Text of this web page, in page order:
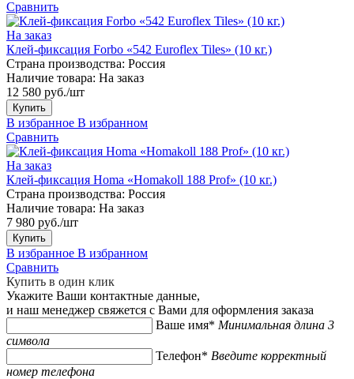
Сравнить
На заказ
Клей-фиксация Forbo «542 Euroflex Tiles» (10 кг.)
Страна производства: Россия
Наличие товара: На заказ
12 580 руб./шт
Купить
В избранное В избранном
Сравнить
На заказ
Клей-фиксация Homa «Homakoll 188 Prof» (10 кг.)
Страна производства: Россия
Наличие товара: На заказ
7 980 руб./шт
Купить
В избранное В избранном
Сравнить
Купить в один клик
Укажите Ваши контактные данные,
и наш менеджер свяжется с Вами для оформления заказа
Ваше имя* Минимальная длина 3
символа
Телефон* Введите корректный
номер телефона